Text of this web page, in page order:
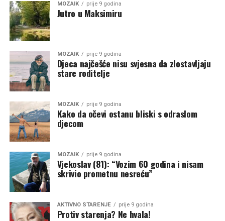
MOZAIK prije 9 godina
Jutro u Maksimiru
MOZAIK prije 9 godina
Djeca najčešće nisu svjesna da zlostavljaju
stare roditelje
MOZAIK prije 9 godina
Kako da očevi ostanu bliski s odraslom
djecom
MOZAIK prije 9 godina
Vjekoslav (81): “Vozim 60 godina i nisam
skrivio prometnu nesreću”
AKTIVNO STARENJE prije 9 godina
Protiv starenja? Ne hvala!